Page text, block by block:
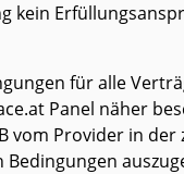
für alle
Panel näher
Provider in